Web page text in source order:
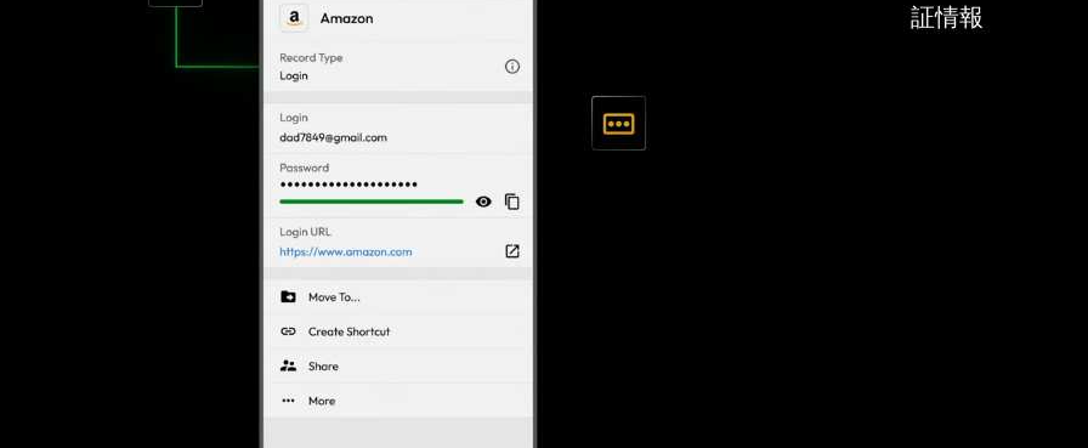
証情報